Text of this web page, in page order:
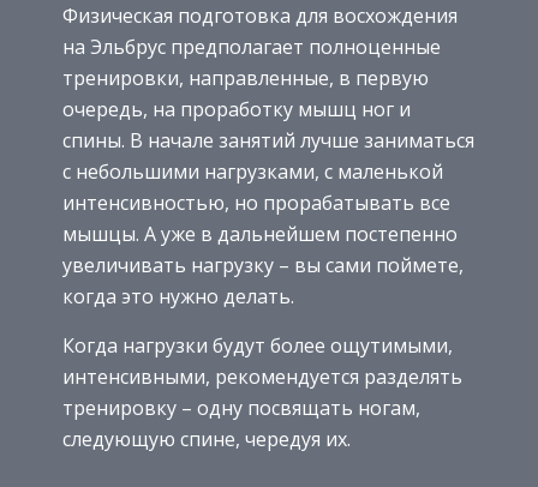
Физическая подготовка для восхождения
на Эльбрус предполагает полноценные
тренировки, направленные, в первую
очередь, на проработку мышц ног и
спины. В начале занятий лучше заниматься
с небольшими нагрузками, с маленькой
интенсивностью, но прорабатывать все
мышцы. А уже в дальнейшем постепенно
увеличивать нагрузку – вы сами поймете,
когда это нужно делать.
Когда нагрузки будут более ощутимыми,
интенсивными, рекомендуется разделять
тренировку – одну посвящать ногам,
следующую спине, чередуя их.